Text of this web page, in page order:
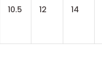
10.5 12 14